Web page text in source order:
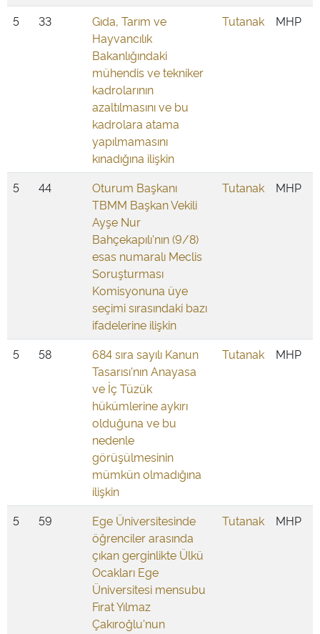
5 33
Gıda, Tarım ve
Hayvancılık
Bakanlığındaki
mühendis ve tekniker
kadrolarının
azaltılmasını ve bu
kadrolara atama
yapılmamasını
kınadığına ilişkin
Tutanak MHP
5 44
Oturum Başkanı
TBMM Başkan Vekili
Ayşe Nur
Bahçekapılı'nın (9/8)
esas numaralı Meclis
Soruşturması
Komisyonuna üye
seçimi sırasındaki bazı
ifadelerine ilişkin
Tutanak MHP
5 58
684 sıra sayılı Kanun
Tasarısı'nın Anayasa
ve İç Tüzük
hükümlerine aykırı
olduğuna ve bu
nedenle
görüşülmesinin
mümkün olmadığına
ilişkin
Tutanak MHP
5 59
Ege Üniversitesinde
öğrenciler arasında
çıkan gerginlikte Ülkü
Ocakları Ege
Üniversitesi mensubu
Fırat Yılmaz
Çakıroğlu'nun
Tutanak MHP